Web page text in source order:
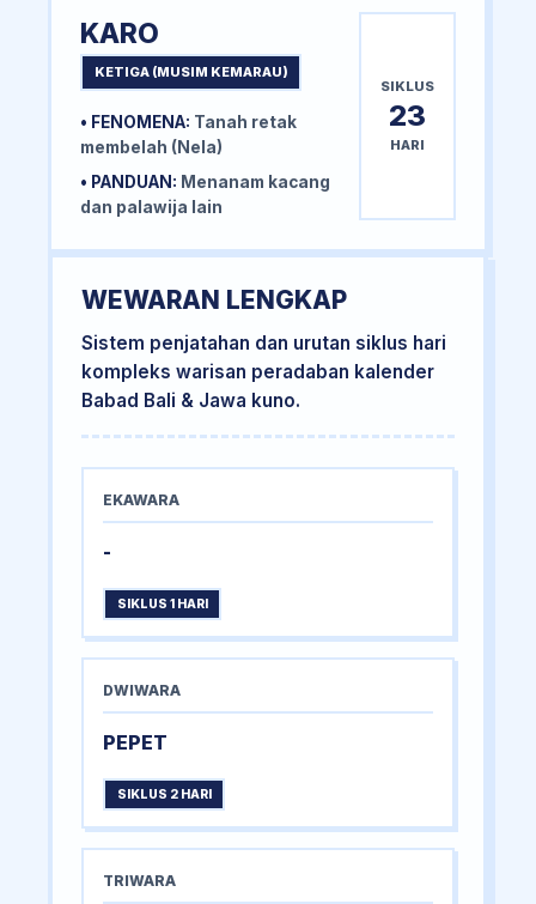
KARO
KETIGA (MUSIM KEMARAU)
• FENOMENA: Tanah retak
membelah (Nela)
• PANDUAN: Menanam kacang
dan palawija lain
SIKLUS
23
HARI
WEWARAN LENGKAP
Sistem penjatahan dan urutan siklus hari
kompleks warisan peradaban kalender
Babad Bali & Jawa kuno.
EKAWARA
-
SIKLUS 1 HARI
DWIWARA
PEPET
SIKLUS 2 HARI
TRIWARA